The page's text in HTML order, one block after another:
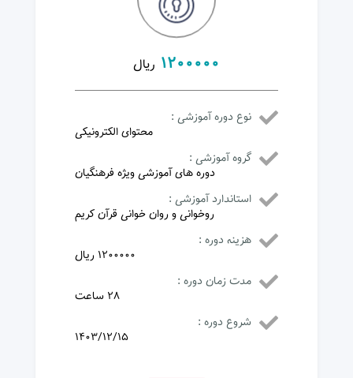
1200000 ریال
نوع دوره آموزشی :
محتوای الکترونیکی
گروه آموزشی :
دوره های آموزشی ویژه فرهنگیان
استاندارد آموزشی :
روخوانی و روان خوانی قرآن کریم
هزینه دوره :
1200000 ریال
مدت زمان دوره :
28 ساعت
شروع دوره :
1403/12/15